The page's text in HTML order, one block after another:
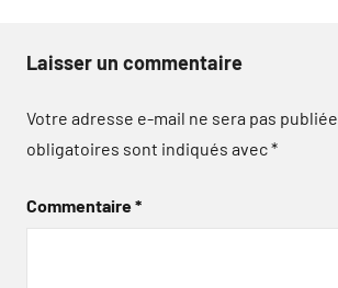
Laisser un commentaire
Votre adresse e-mail ne sera pas publiée.
obligatoires sont indiqués avec*
Commentaire*